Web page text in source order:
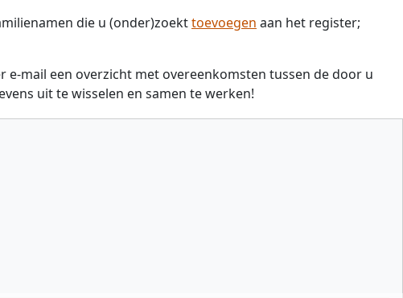
die u (onder)zoekttoevoegen aan het register;
mail een overzicht met overeenkomsten tussen de door u
uit te wisselen en samen te werken!